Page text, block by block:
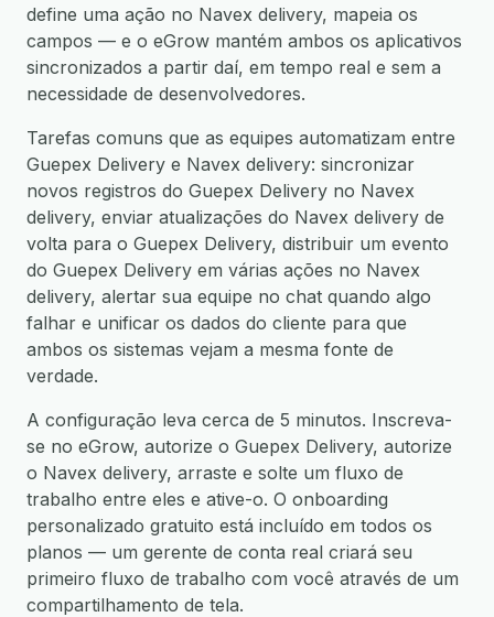
define uma ação no Navex delivery, mapeia os
campos — e o eGrow mantém ambos os aplicativos
sincronizados a partir daí, em tempo real e sem a
necessidade de desenvolvedores.
Tarefas comuns que as equipes automatizam entre
Guepex Delivery e Navex delivery: sincronizar
novos registros do Guepex Delivery no Navex
delivery, enviar atualizações do Navex delivery de
volta para o Guepex Delivery, distribuir um evento
do Guepex Delivery em várias ações no Navex
delivery, alertar sua equipe no chat quando algo
falhar e unificar os dados do cliente para que
ambos os sistemas vejam a mesma fonte de
verdade.
A configuração leva cerca de 5 minutos. Inscreva-
se no eGrow, autorize o Guepex Delivery, autorize
o Navex delivery, arraste e solte um fluxo de
trabalho entre eles e ative-o. O onboarding
personalizado gratuito está incluído em todos os
planos — um gerente de conta real criará seu
primeiro fluxo de trabalho com você através de um
compartilhamento de tela.